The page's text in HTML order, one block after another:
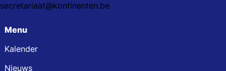
secretariaat@kontinenten.be
Menu
Kalender
Nieuws